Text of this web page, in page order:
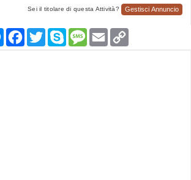
Sei il titolare di questa Attività? Gestisci Annuncio
Messenger
Facebook
TwitterSkypeMessage
Email